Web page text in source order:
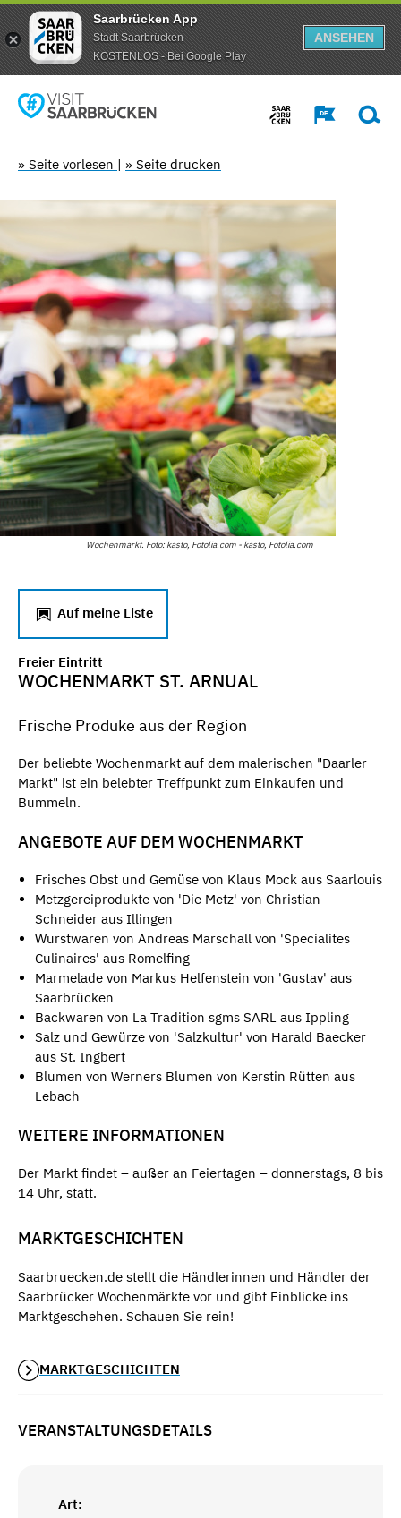
Saarbrücken App
Stadt Saarbrücken
KOSTENLOS - Bei Google Play
ANSEHEN
» Seite vorlesen | » Seite drucken
Wochenmarkt. Foto: kasto, Fotolia.com - kasto, Fotolia.com
Auf meine Liste
Freier Eintritt
WOCHENMARKT ST. ARNUAL
Frische Produke aus der Region
Der beliebte Wochenmarkt auf dem malerischen "Daarler
Markt" ist ein belebter Treffpunkt zum Einkaufen und
Bummeln.
ANGEBOTE AUF DEM WOCHENMARKT
Frisches Obst und Gemüse von Klaus Mock aus Saarlouis
Metzgereiprodukte von 'Die Metz' von Christian
Schneider aus Illingen
Wurstwaren von Andreas Marschall von 'Specialites
Culinaires' aus Romelfing
Marmelade von Markus Helfenstein von 'Gustav' aus
Saarbrücken
Backwaren von La Tradition sgms SARL aus Ippling
Salz und Gewürze von 'Salzkultur' von Harald Baecker
aus St. Ingbert
Blumen von Werners Blumen von Kerstin Rütten aus
Lebach
WEITERE INFORMATIONEN
Der Markt findet – außer an Feiertagen – donnerstags, 8 bis
14 Uhr, statt.
MARKTGESCHICHTEN
Saarbruecken.de stellt die Händlerinnen und Händler der
Saarbrücker Wochenmärkte vor und gibt Einblicke ins
Marktgeschehen. Schauen Sie rein!
MARKTGESCHICHTEN
VERANSTALTUNGSDETAILS
Art: